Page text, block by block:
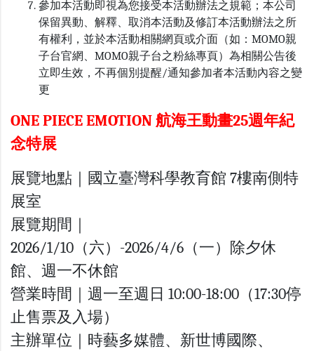
參加本活動即視為您接受本活動辦法之規範；本公司
保留異動、解釋、取消本活動及修訂本活動辦法之所
有權利，並於本活動相關網頁或介面（如：MOMO親
子台官網、MOMO親子台之粉絲專頁）為相關公告後
立即生效，不再個別提醒/通知參加者本活動內容之變
更
ONE PIECE EMOTION 航海王動畫25週年紀
念特展
展覽地點｜國立臺灣科學教育館 7樓南側特
展室
展覽期間｜
2026/1/10（六）-2026/4/6（一）除夕休
館、週一不休館
營業時間｜週一至週日 10:00-18:00（17:30停
止售票及入場）
主辦單位｜時藝多媒體、新世博國際、